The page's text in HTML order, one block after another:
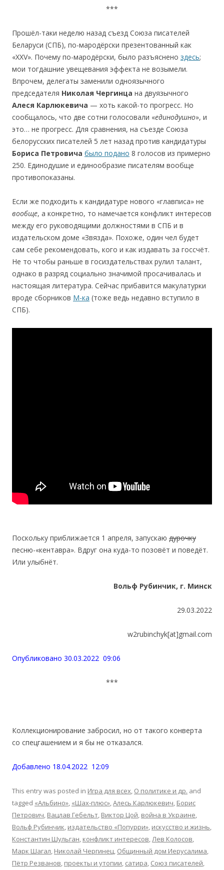
***
Прошёл-таки неделю назад съезд Союза писателей
Беларуси (СПБ), по-мародёрски презентованный как
«XXV». Почему по-мародёрски, было разъяснено здесь;
мои тогдашние увещевания эффекта не возымели.
Впрочем, делегаты заменили одноязычного
председателя Николая Чергинца на двуязычного
Алеcя Карлюкевича — хоть какой-то прогресс. Но
сообщалось, что две cотни голосовали «единодушно», и
это… не прогресс. Для cравнения, на съезде Союза
белорусских писателей 5 лет назад против кандидатуры
Бориса Петровича было подано 8 голосов из примерно
250. Единодушие и единообразие писателям вообще
противопоказаны.
Если же подходить к кандидатуре нового «главписа» не
вообще, а конкретно, то намечается конфликт интересов
между его руководящими должностями в СПБ и в
издательском доме «Звязда». Похоже, один чел будет
сам себе рекомендовать, кого и как издавать за госсчёт.
Не то чтобы раньше в госиздательствах рулил талант,
однако в разряд социально значимой проcачивалаcь и
настоящая литература. Сейчас прибавится макулатурки
вроде сборников М-ка (тоже ведь недавно вступило в
СПБ).
Поскольку приближается 1 апреля, запускаю дурочку
песню-«кентавра». Вдруг она куда-то позовёт и поведёт.
Или улыбнёт.
Вольф Рубинчик, г. Минск
29.03.2022
w2rubinchyk[at]gmail.com
Опубликовано 30.03.2022 09:06
***
Коллекционирование заброcил, но от такого конверта
со спецгашением и я бы не отказался.
Добавлено 18.04.2022 12:09
This entry was posted in Игра для всех, О политике и др. and
tagged «Альбино», «Шах-плюc»,Алеcь Карлюкевич, Борис
Петрович, Вацлав Гебельт, Виктор Цой, война в Украине,
Вольф Рубинчик, издательство «Попурри», искуccтво и жизнь,
Конcтантин Шульган, конфликт интересов,Лев Колосов,
Марк Шагал, Николай Чергинец, Общинный дом Иерусалима,
Пётр Резванов, проекты и утопии, сатира, Союз писателей,